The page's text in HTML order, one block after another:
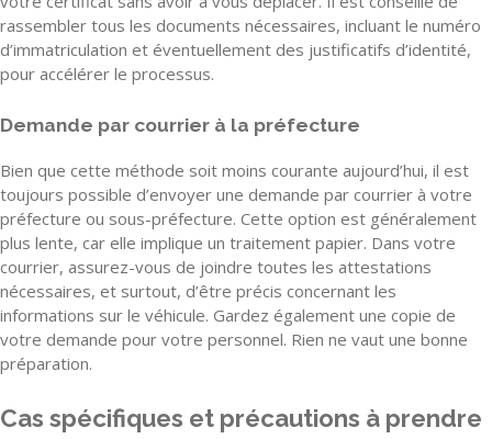
rassembler tous les documents nécessaires, incluant le numéro
d’immatriculation et éventuellement des justificatifs d’identité,
pour accélérer le processus.
Demande par courrier à la préfecture
Bien que cette méthode soit moins courante aujourd’hui, il est
toujours possible d’envoyer une demande par courrier à votre
préfecture ou sous-préfecture. Cette option est généralement
plus lente, car elle implique un traitement papier. Dans votre
courrier, assurez-vous de joindre toutes les attestations
nécessaires, et surtout, d’être précis concernant les
informations sur le véhicule. Gardez également une copie de
votre demande pour votre personnel. Rien ne vaut une bonne
préparation.
Cas spécifiques et précautions à prendre